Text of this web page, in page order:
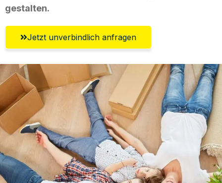
gestalten.
Jetzt unverbindlich anfragen